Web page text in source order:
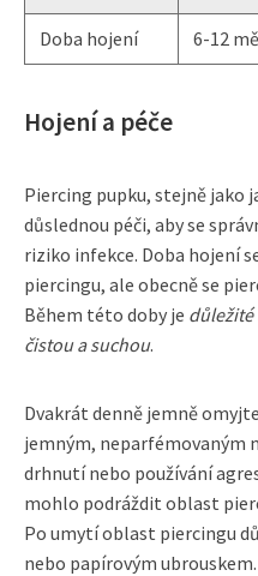
Doba hojení 6-12
Hojení a péče
Piercing pupku, stejně jako
důslednou péči, aby se
riziko infekce. Doba hojení
piercingu, ale obecně se
Během této doby je
čistou a suchou.
Dvakrát denně jemně
jemným, neparfémovaným
drhnutí nebo používání
mohlo podráždit oblast
Po umytí oblast piercingu
nebo papírovým ubrouskem.